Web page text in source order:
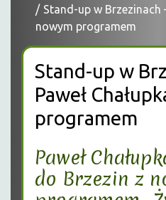
Stand-up w Brzezinach
nowym programem
Stand-up w
Paweł
programem
Paweł
do Brzezin z